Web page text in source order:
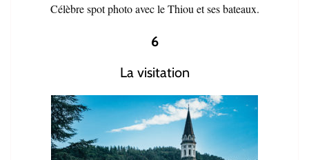
Célèbre spot photo avec le Thiou et ses bateaux.
6
La visitation